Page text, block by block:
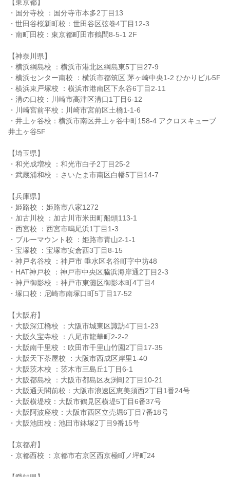
【東京都】
・国分寺校 ：国分寺市本多2丁目13
・世田谷桜新町校：世田谷区弦巻4丁目12-3
・南町田校：東京都町田市鶴間8-5-1 2F
【神奈川県】
・横浜綱島校 ：横浜市港北区綱島東5丁目27-9
・横浜センター南校 ：横浜市都筑区 茅ヶ崎中央1-2 ひかりビル5F
・横浜東戸塚校 ：横浜市港南区下永谷6丁目2-11
・溝の口校：川崎市高津区溝口1丁目6-12
・川崎宮前平校：川崎市宮前区土橋1-1-6
・井土ヶ谷校：横浜市南区井土ヶ谷中町158-4 アクロスキューブ
井土ヶ谷5F
【埼玉県】
・和光成増校 ：和光市白子2丁目25-2
・武蔵浦和校 ：さいたま市南区白幡5丁目14-7
【兵庫県】
・姫路校 ：姫路市八家1272
・加古川校 ：加古川市米田町船頭113-1
・西宮校 ：西宮市鳴尾浜1丁目1-3
・ブルーマウント校 ：姫路市青山2-1-1
・宝塚校 ：宝塚市安倉西3丁目8-15
・神戸名谷校 ：神戸市 垂水区名谷町字中坊48
・HAT神戸校 ：神戸市中央区脇浜海岸通2丁目2-3
・神戸御影校 ：神戸市東灘区御影本町4丁目4
・塚口校：尼崎市南塚口町5丁目17-52
【大阪府】
・大阪深江橋校 ：大阪市城東区諏訪4丁目1-23
・大阪久宝寺校 ：八尾市龍華町2-2-2
・大阪南千里校 ：吹田市千里山竹園2丁目17-35
・大阪天下茶屋校 ：大阪市西成区岸里1-40
・大阪茨木校 ：茨木市三島丘1丁目6-1
・大阪都島校 ：大阪市都島区友渕町2丁目10-21
・大阪通天閣前校：大阪市浪速区恵美須西2丁目1番24号
・大阪横堤校：大阪市鶴見区横堤5丁目6番37号
・大阪阿波座校：大阪市西区立売堀6丁目7番18号
・大阪池田校：池田市鉢塚2丁目9番15号
【京都府】
・京都西校 ：京都市右京区西京極町ノ坪町24